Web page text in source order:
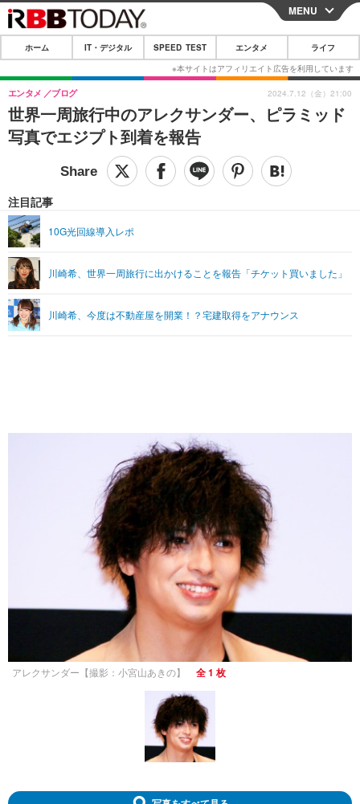
CLOSE
ホーム
IT・デジタル
IT・デジタルTOP スマートフォン
ショッピング その他
SPEED TEST
エンタメTOP 映画・ドラマ
グラビア ブログ
ショッピング その他
ライフTOP
リリース一覧
プッシュ通知の停止方法
MENU
ホーム IT・デジタル SPEED TEST エンタメ ライフ
世界一周旅行中のアレクサンダー、ピラミッド
写真でエジプト到着を報告
エンタメ ブログ
注目記事
10G光回線導入レポ
川崎希、世界一周旅行に出かけることを報告「チケット買いました」
川崎希、今度は不動産屋を開業！？宅建取得をアナウンス
2024.7.12（金）21:00
アレクサンダー【撮影：小宮山あきの】 全 1 枚